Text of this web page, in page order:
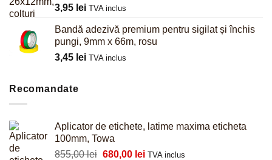
3,95 lei TVA inclus
Bandă adezivă premium pentru sigilat și închis
pungi, 9mm x 66m, rosu
3,45 lei TVA inclus
Recomandate
Aplicator de etichete, latime maxima eticheta
100mm, Towa
855,00lei Prețul
680,00 leiPrețul
TVA inclus